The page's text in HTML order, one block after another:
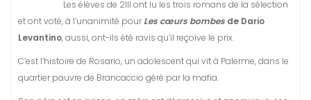
Les élèves de 2III ont lu les trois romans de la sélection
et ont voté, à l’unanimité pour Les cœurs bombes de Dario
Levantino, aussi, ont-ils été ravis qu’il reçoive le prix.
C’est l’histoire de Rosario, un adolescent qui vit à Palerme, dans le
quartier pauvre de Brancaccio géré par la mafia.